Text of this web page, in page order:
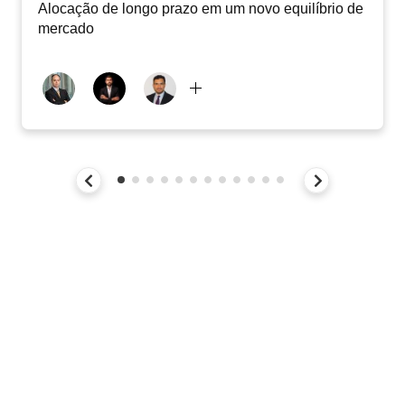
Alocação de longo prazo em um novo equilíbrio de
mercado